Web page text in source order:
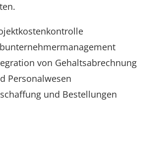
von Gehaltsabrechnung
Personalwesen
und Bestellungen